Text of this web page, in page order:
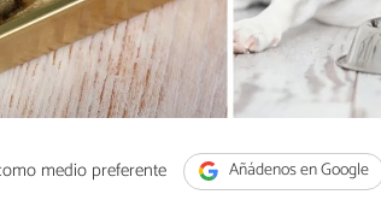
medio preferente Añádenos en Google